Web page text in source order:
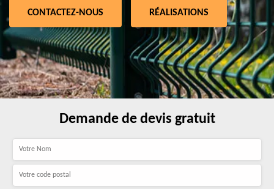
CONTACTEZ-NOUS RÉALISATIONS
Demande de devis gratuit